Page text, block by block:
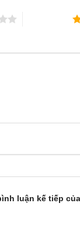
5 trên 5 sao
luận kế tiếp